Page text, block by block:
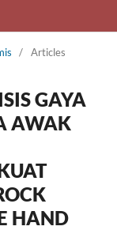
/ Articles
GAYA
AWAK
HAND